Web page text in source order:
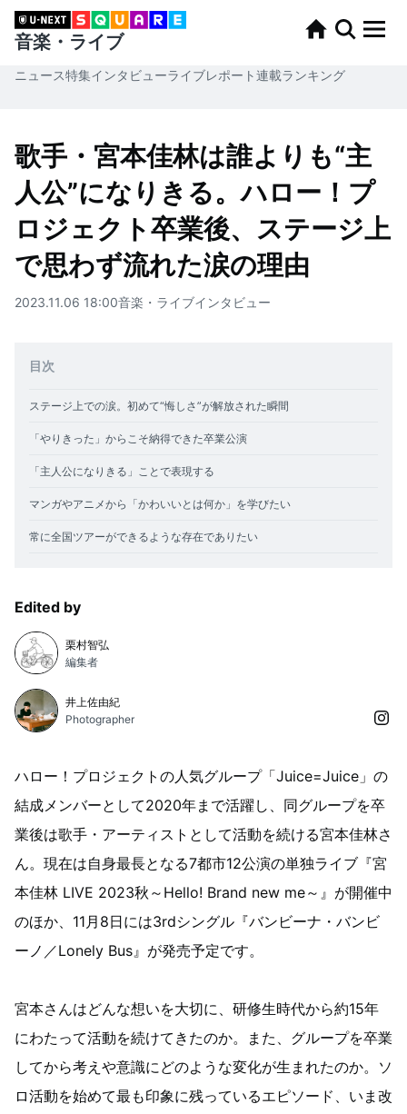
音楽・ライブ
ニュース特集インタビューライブレポート連載ランキング
歌手・宮本佳林は誰よりも“主
人公”になりきる。ハロー！プ
ロジェクト卒業後、ステージ上
で思わず流れた涙の理由
2023.11.06 18:00音楽・ライブインタビュー
目次
ステージ上での涙。初めて“悔しさ”が解放された瞬間
「やりきった」からこそ納得できた卒業公演
「主人公になりきる」ことで表現する
マンガやアニメから「かわいいとは何か」を学びたい
常に全国ツアーができるような存在でありたい
Edited by
栗村智弘
編集者
井上佐由紀
Photographer
ハロー！プロジェクトの人気グループ「Juice=Juice」の
結成メンバーとして2020年まで活躍し、同グループを卒
業後は歌手・アーティストとして活動を続ける宮本佳林さ
ん。現在は自身最長となる7都市12公演の単独ライブ『宮
本佳林 LIVE 2023秋～Hello! Brand new me～』が開催中
のほか、11月8日には3rdシングル『バンビーナ・バンビ
ーノ／Lonely Bus』が発売予定です。
宮本さんはどんな想いを大切に、研修生時代から約15年
にわたって活動を続けてきたのか。また、グループを卒業
してから考えや意識にどのような変化が生まれたのか。ソ
ロ活動を始めて最も印象に残っているエピソード、いま改